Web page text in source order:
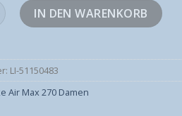
270 damen Menge
IN DEN WARENKORB
LI-51150483
Air Max 270 Damen